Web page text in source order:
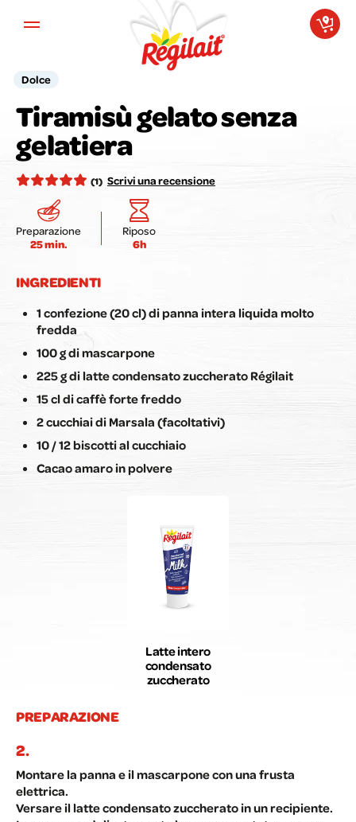
Dolce
Tiramisù gelato senza
gelatiera
(1) Scrivi una recensione
La tua opinione conta per noi!
Valuta la ricetta qui:
Invia la mia recensione
Preparazione
25 min.
Riposo
6h
INGREDIENTI
1 confezione (20 cl) di panna intera liquida molto
fredda
100 g di mascarpone
225 g di latte condensato zuccherato Régilait
15 cl di caffè forte freddo
2 cucchiai di Marsala (facoltativi)
10 / 12 biscotti al cucchiaio
Cacao amaro in polvere
Latte intero
condensato
zuccherato
PREPARAZIONE
Montare la panna e il mascarpone con una frusta
elettrica.
Versare il latte condensato zuccherato in un recipiente.